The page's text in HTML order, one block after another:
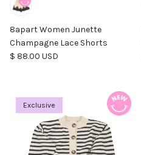
8apart Women Junette
Champagne Lace Shorts
Precio normal
$ 88.00 USD
Exclusive